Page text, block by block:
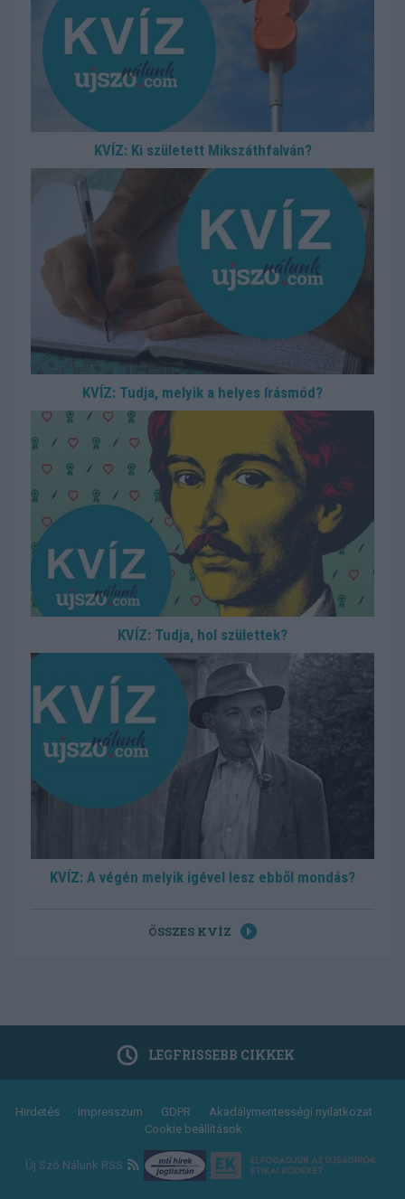
KVÍZ: Ki született Mikszáthfalván?
KVÍZ: Tudja, melyik a helyes írásmód?
KVÍZ: Tudja, hol születtek?
KVÍZ: A végén melyik igével lesz ebből mondás?
ÖSSZES KVÍZ
LEGFRISSEBB CIKKEK
Footer
Hirdetés Impresszum GDPR
Akadálymentességi nyilatkozat
Cookie beállítások
Új Szó Nálunk RSS